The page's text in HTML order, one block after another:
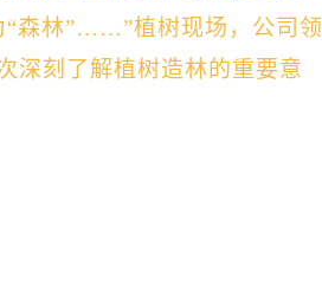
“森林”……”植树现场，公司领
深刻了解植树造林的重要意